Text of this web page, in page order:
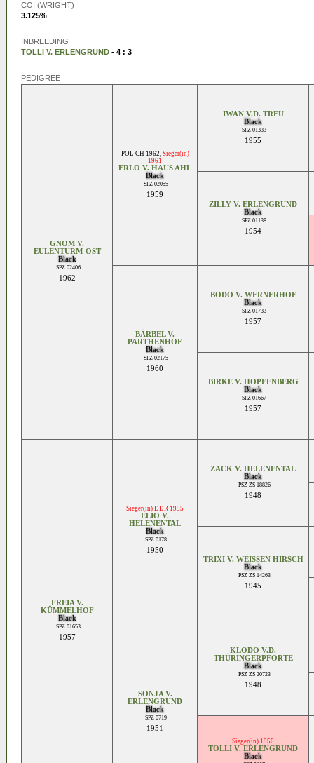
COI (WRIGHT)
3.125%
INBREEDING
TOLLI V. ERLENGRUND - 4 : 3
PEDIGREE
GNOM V.
EULENTURM-OST
Black
SPZ 02406
1962
POL CH 1962, Sieger(in)
1961
ERLO V. HAUS AHL
Black
SPZ 02055
1959
IWAN V.D. TREU
Black
SPZ 01333
1955
ZILLY V. ERLENGRUND
Black
SPZ 01138
1954
BÄRBEL V.
PARTHENHOF
Black
SPZ 02175
1960
BODO V. WERNERHOF
Black
SPZ 01733
1957
BIRKE V. HOPFENBERG
Black
SPZ 01667
1957
FREIA V.
KÜMMELHOF
Black
SPZ 01653
1957
Sieger(in) DDR 1955
ELIO V.
HELENENTAL
Black
SPZ 0178
1950
ZACK V. HELENENTAL
Black
PSZ ZS 18826
1948
TRIXI V. WEISSEN HIRSCH
Black
PSZ ZS 14263
1945
SONJA V.
ERLENGRUND
Black
SPZ 0719
1951
KLODO V.D.
THÜRINGERPFORTE
Black
PSZ ZS 20723
1948
Sieger(in) 1950
TOLLI V. ERLENGRUND
Black